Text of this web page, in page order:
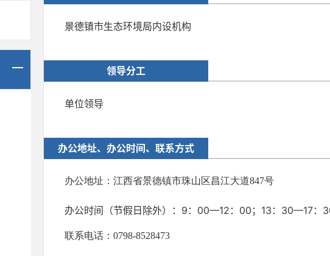
景德镇市生态环境局内设机构
领导分工
单位领导
办公地址、办公时间、联系方式
办公地址：江西省景德镇市珠山区昌江大道847号
办公时间（节假日除外）：9：00—12：00；13：30—17：
联系电话：0798-8528473